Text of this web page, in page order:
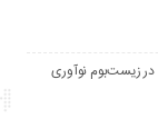
در زیست‌بوم نوآوری